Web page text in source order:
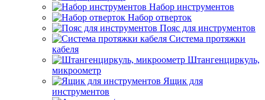
Набор инструментов
Набор отверток
Пояс для инструментов
Система протяжки
кабеля
Штангенциркуль,
микроометр
Ящик для
инструментов